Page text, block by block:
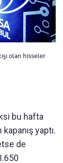
olan hisseler
bu hafta
yaptı.
de